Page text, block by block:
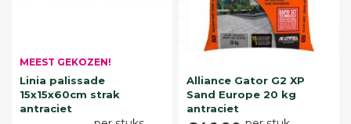
MEEST GEKOZEN!
Linia palissade
15x15x60cm strak
antraciet
Alliance Gator G2 XP
Sand Europe 20 kg
antraciet